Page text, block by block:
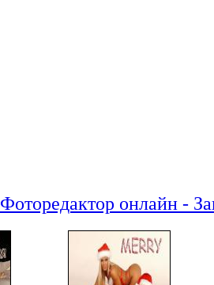
Фоторедактор онлайн -